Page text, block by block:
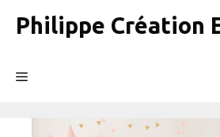
Philippe Création
Menu